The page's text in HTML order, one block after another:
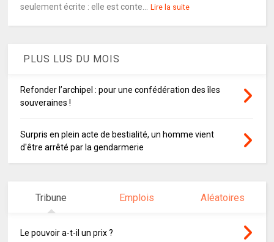
seulement écrite : elle est conte... Lire la suite
PLUS LUS DU MOIS
Refonder l’archipel : pour une confédération des îles
souveraines !
Surpris en plein acte de bestialité, un homme vient
d'être arrêté par la gendarmerie
Tribune Emplois Aléatoires
Le pouvoir a-t-il un prix ?